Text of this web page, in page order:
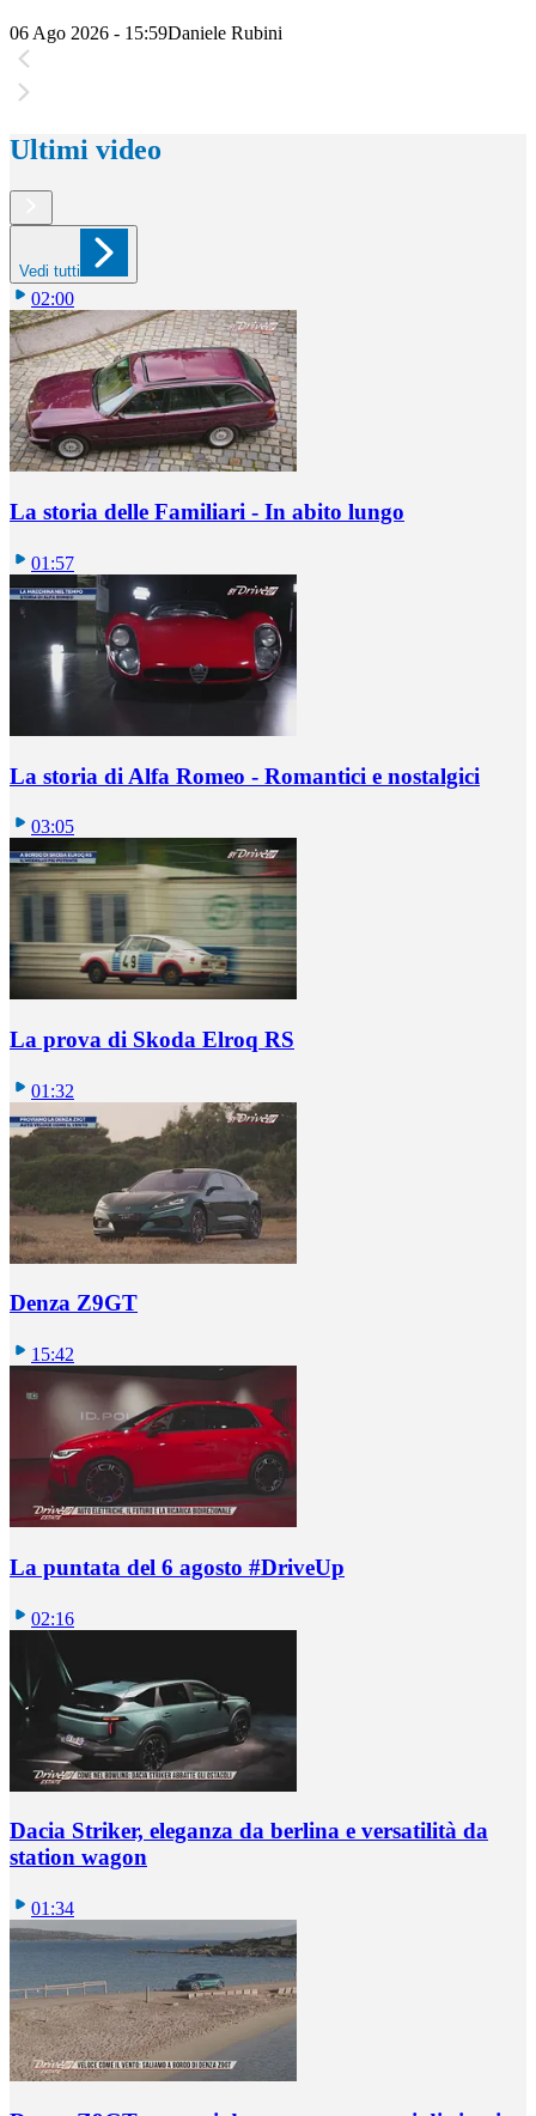
06 Ago 2026 - 15:59Daniele Rubini
Ultimi video
Vedi tutti
02:00
La storia delle Familiari - In abito lungo
01:57
La storia di Alfa Romeo - Romantici e nostalgici
03:05
La prova di Skoda Elroq RS
01:32
Denza Z9GT
15:42
La puntata del 6 agosto #DriveUp
02:16
Dacia Striker, eleganza da berlina e versatilità da
station wagon
01:34